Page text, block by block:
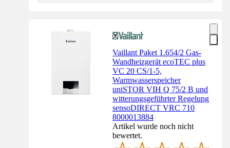
Vaillant Paket 1.654/2 Gas-
Wandheizgerät ecoTEC plus
VC 20 CS/1-5,
Warmwasserspeicher
uniSTOR VIH Q 75/2 B und
witterungsgeführter Regelung
sensoDIRECT VRC 710
8000013884
Artikel wurde noch nicht
bewertet.